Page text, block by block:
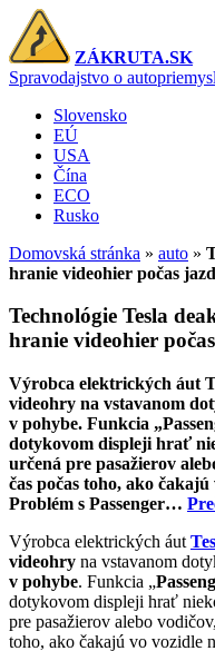
ZÁKRUTA.SK
Spravodajstvo o
Slovensko
EÚ
USA
Čína
ECO
Rusko
Domovská stránka » auto »
hranie videohier počas
Technológie Tesla
hranie videohier
Výrobca elektrických áut
videohry na vstavanom
v pohybe. Funkcia
dotykovom displeji hrať
určená pre pasažierov
čas počas toho, ako
Problém s Passenger…
Výrobca elektrických áut
videohry na vstavanom
v pohybe. Funkcia „
dotykovom displeji hrať
pre pasažierov alebo
toho, ako čakajú vo vozidle